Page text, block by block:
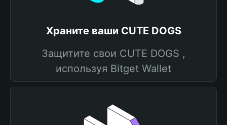
Храните ваши CUTE DOGS
Защитите свои CUTE DOGS ,
используя Bitget Wallet